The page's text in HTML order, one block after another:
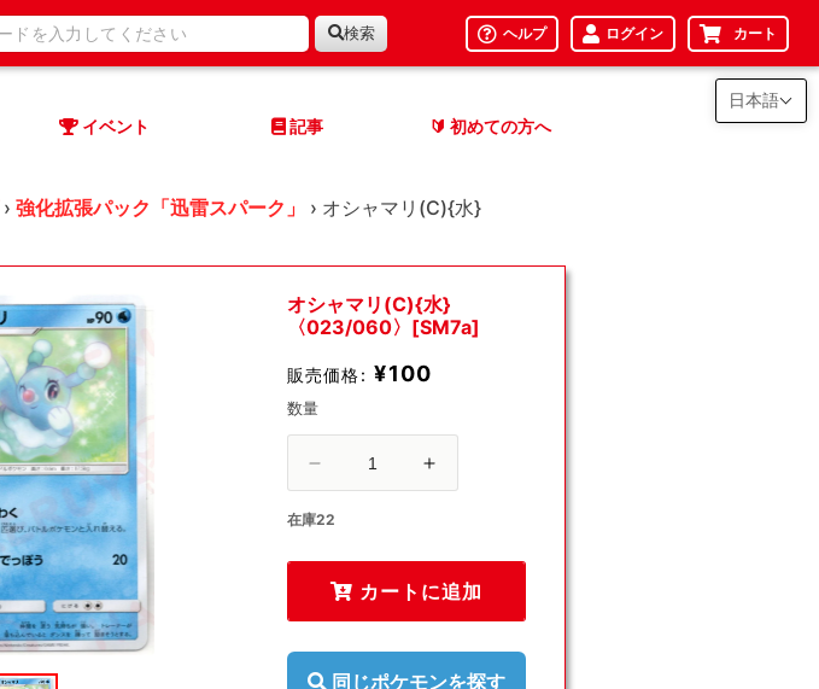
検索 ヘルプ ログイン カート
イベント 記事 🔰 初めての方へ
› 強化拡張パック「迅雷スパーク」 › オシャマリ(C){水}
オシャマリ(C){水}
〈023/060〉[SM7a]
販売価格: ¥100
数量
シ
ャ
マ
(C)
{水}
〈023/060〉
オ
マ
リ
(C)
{水}
〈023/060〉
在庫22
カートに追加
同じポケモンを探す
日本語